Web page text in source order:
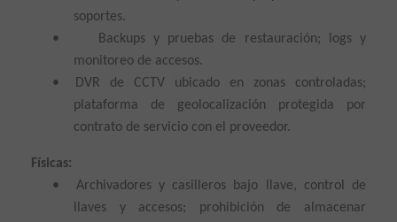
soportes.
•
Backups y pruebas de restauración; logs y
monitoreo de accesos.
•
DVR de CCTV ubicado en zonas controladas;
plataforma de geolocalización protegida por
contrato de servicio con el proveedor.
Físicas:
•
Archivadores y casilleros bajo llave, control de
llaves y accesos; prohibición de almacenar